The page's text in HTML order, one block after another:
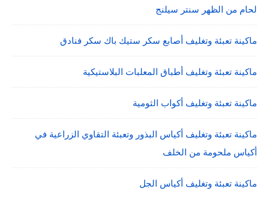
لحام من الظهر سنتر سيلنج
ماكينة تعبئة وتغليف أصابع سكر ستيك باك سكر فنادق
ماكينة تعبئة وتغليف أطباق المعلبات البلاستيكية
ماكينة تعبئة وتغليف أكواب الثومية
ماكينة تعبئة وتغليف أكياس البذور وتعبئة التقاوي الزراعية في
أكياس ملحومة من الخلف
ماكينة تعبئة وتغليف أكياس الجل